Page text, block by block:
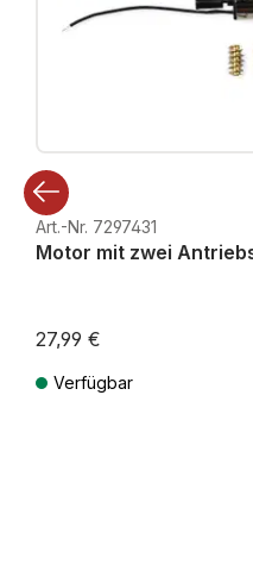
Art.-Nr. 7297431
Motor mit zwei
27,99 €
Verfügbar